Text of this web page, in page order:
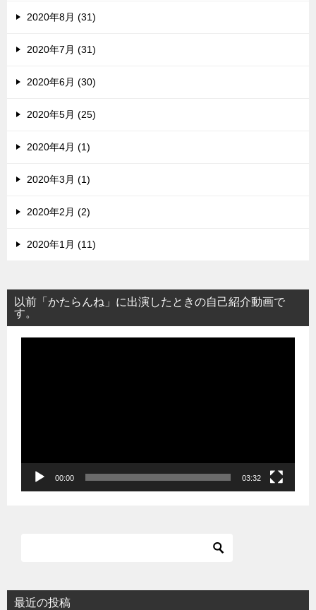
2020年8月 (31)
2020年7月 (31)
2020年6月 (30)
2020年5月 (25)
2020年4月 (1)
2020年3月 (1)
2020年2月 (2)
2020年1月 (11)
以前「かたらんね」に出演したときの自己紹介動画で
す。
00:00 03:32
最近の投稿